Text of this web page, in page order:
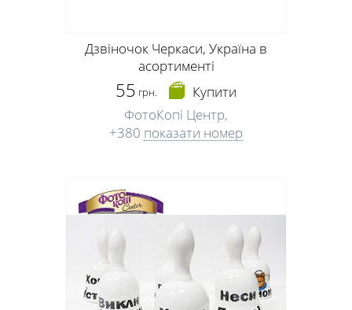
Дзвіночок Черкаси, Україна в
асортименті
55 грн.
Купити
ФотоКопі Центр,
+380 показати номер